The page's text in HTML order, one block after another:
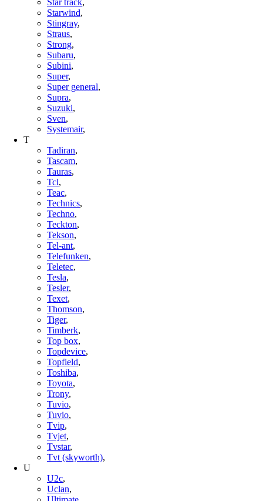
Starwind,
Stingray,
Straus,
Strong,
Subaru,
Subini,
Super,
Super general,
Supra,
Suzuki,
Sven,
Systemair,
T
Tadiran,
Tascam,
Tauras,
Tcl,
Teac,
Technics,
Techno,
Teckton,
Tekson,
Tel-ant,
Telefunken,
Teletec,
Tesla,
Tesler,
Texet,
Thomson,
Tiger,
Timberk,
Top box,
Topdevice,
Topfield,
Toshiba,
Toyota,
Trony,
Tuvio,
Tuvio,
Tvip,
Tvjet,
Tvstar,
Tvt (skyworth),
U
U2c,
Uclan,